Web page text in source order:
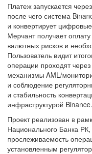
Платеж запускается
после чего система
и конвертирует
Мерчант получает
валютных рисков и
Пользователь видит
операции проходят
механизмы AML/
и соблюдение
и стабильность
инфраструктурой Binance.
Проект реализован в
Национального Банка
прослеживаемость
установленным